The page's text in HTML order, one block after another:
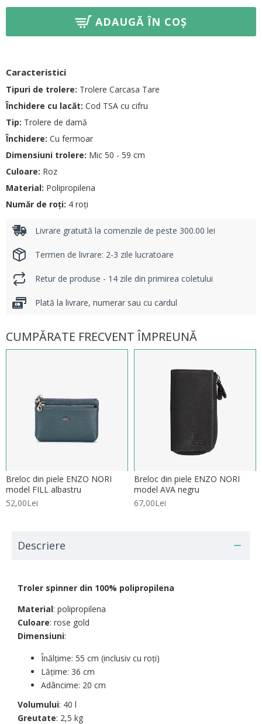
ADAUGĂ ÎN COȘ
Caracteristici
Tipuri de trolere: Trolere Carcasa Tare
Închidere cu lacăt: Cod TSA cu cifru
Tip: Trolere de damă
Închidere: Cu fermoar
Dimensiuni trolere: Mic 50 - 59 cm
Culoare: Roz
Material: Polipropilena
Număr de roți: 4 roți
Livrare gratuită la comenzile de peste 300.00 lei
Termen de livrare: 2-3 zile lucratoare
Retur de produse - 14 zile din primirea coletului
Plată la livrare, numerar sau cu cardul
CUMPĂRATE FRECVENT ÎMPREUNĂ
Breloc din piele ENZO NORI
model FILL albastru
52,00Lei
Breloc din piele ENZO NORI
model AVA negru
67,00Lei
Descriere
Troler spinner din 100% polipropilena
Material: polipropilena
Culoare: rose gold
Dimensiuni:
Înălțime: 55 cm (inclusiv cu roți)
Lățime: 36 cm
Adâncime: 20 cm
Volumului: 40 l
Greutate: 2,5 kg